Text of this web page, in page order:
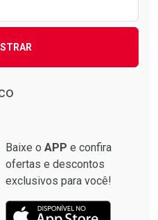
Baixe o APP e confira
ofertas e descontos
exclusivos para você!